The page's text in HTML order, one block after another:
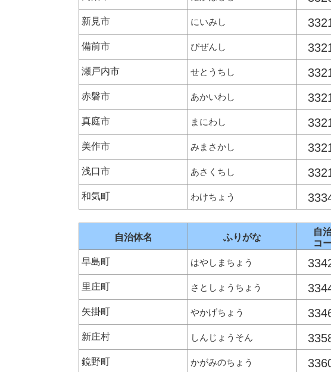
新見市 にいみし
備前市 びぜんし
瀬戸内市 せとうちし
赤磐市 あかいわし
真庭市 まにわし
美作市 みまさかし
浅口市 あさくちし
和気町 わけちょう
自治体名 ふりがな
自
コ
早島町 はやしまちょう
里庄町 さとしょうちょう
矢掛町 やかげちょう
新庄村 しんじょうそん
鏡野町 かがみのちょう